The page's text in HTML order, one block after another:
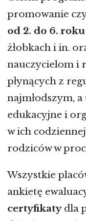
promowanie
od 2. do 6.
żłobkach i in.
nauczycielom i
płynących z
najmłodszym,
edukacyjne i
w ich
rodziców w
Wszystkie
ankietę
certyfikatydla